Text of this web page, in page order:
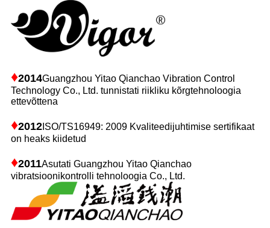
♦2014Guangzhou Yitao Qianchao Vibration Control
Technology Co., Ltd. tunnistati riikliku kõrgtehnoloogia
ettevõttena
♦2012 ISO/TS16949: 2009 Kvaliteedijuhtimise sertifikaat
on heaks kiidetud
♦2011Asutati Guangzhou Yitao Qianchao
vibratsioonikontrolli tehnoloogia Co., Ltd.